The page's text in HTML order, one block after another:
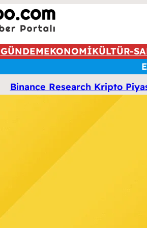
GÜNDEMEKONOMİKÜLTÜR-
Binance Research Kripto